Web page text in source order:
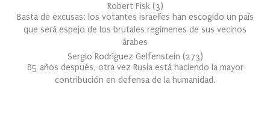
Robert Fisk (3)
Basta de excusas: los votantes israelíes han escogido un país
que será espejo de los brutales regímenes de sus vecinos
árabes
Sergio Rodríguez Gelfenstein (273)
85 años después, otra vez Rusia está haciendo la mayor
contribución en defensa de la humanidad.